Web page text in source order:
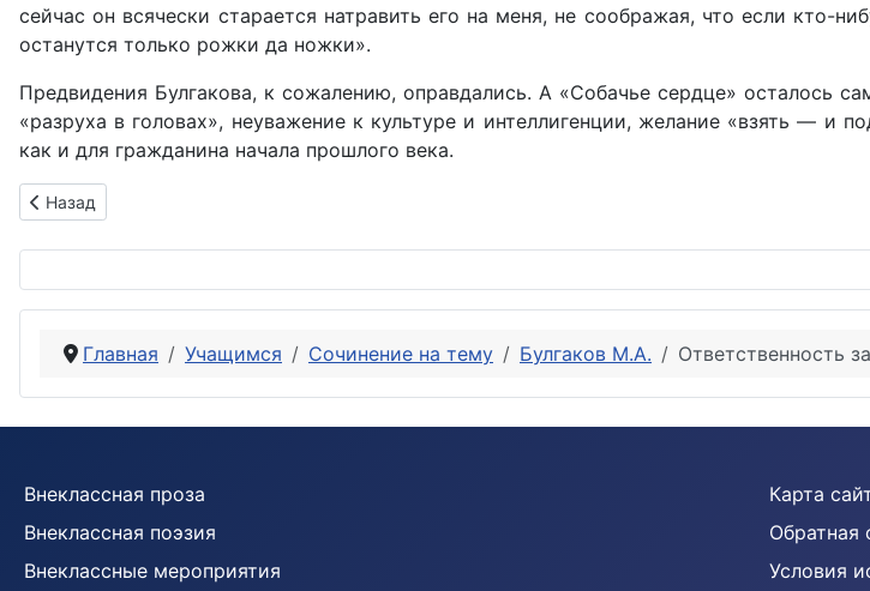
сейчас он всячески ста­рается натравить его на меня, не соображая, что если кто-
останутся только рожки да ножки».
Предвидения Булгакова, к сожалению, оправдались. А «Собачье сердце»
«разруха в головах», не­уважение к культуре и интеллигенции, желание «взять — и
как и для гражданина начала прошлого века.
Предыдущий: Гражданская война в изображении М.А. Булгакова
Назад
Главная Учащимся Сочинение на тему Булгаков М.А. Ответственность
Внеклассная проза
Внеклассная поэзия
Внеклассные мероприятия
Карта
Обратная
Условия